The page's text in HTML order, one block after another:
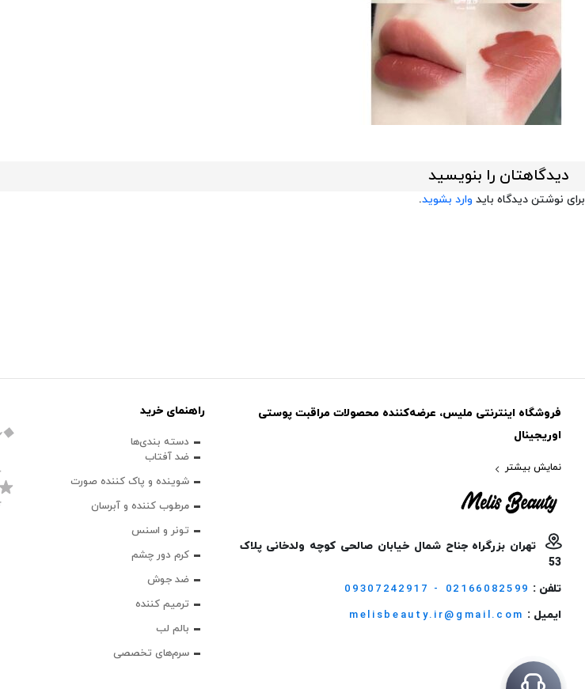
دیدگاهتان را بنویسید
برای نوشتن دیدگاه باید وارد بشوید.
فروشگاه اینترنتی ملیس، عرضه‌کننده محصولات مراقبت پوستی
اوریجینال
نمایش بیشتر
تهران بزرگراه جناح شمال خیابان صالحی کوچه ولدخانی پلاک
53
تلفن : 09307242917 - 02166082599
ایمیل : melisbeauty.ir@gmail.com
راهنمای خرید
دسته بندی‌ها
ضد آفتاب
شوینده و پاک‌ کننده صورت
مرطوب کننده و آبرسان
تونر و اسنس
کرم دور چشم
ضد جوش
ترمیم کننده
بالم لب
سرم‌های تخصصی